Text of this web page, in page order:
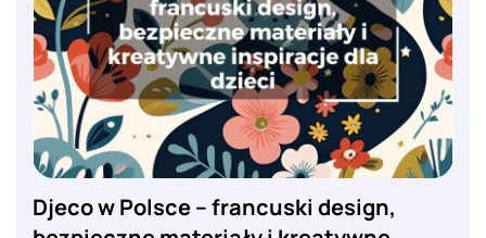
Djeco w Polsce – francuski design,